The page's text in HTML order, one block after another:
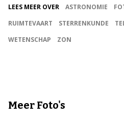
LEES MEER OVER ASTRONOMIE
RUIMTEVAART
STERRENKUNDE
WETENSCHAP
ZON
Meer Foto's